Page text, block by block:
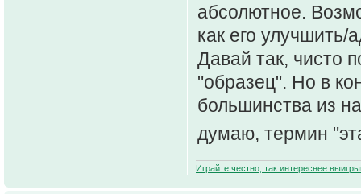
абсолютное.
как его улучшить/
Давай так, чисто
"образец". Но в
большинства из
думаю, термин
Играйте честно, так интереснее